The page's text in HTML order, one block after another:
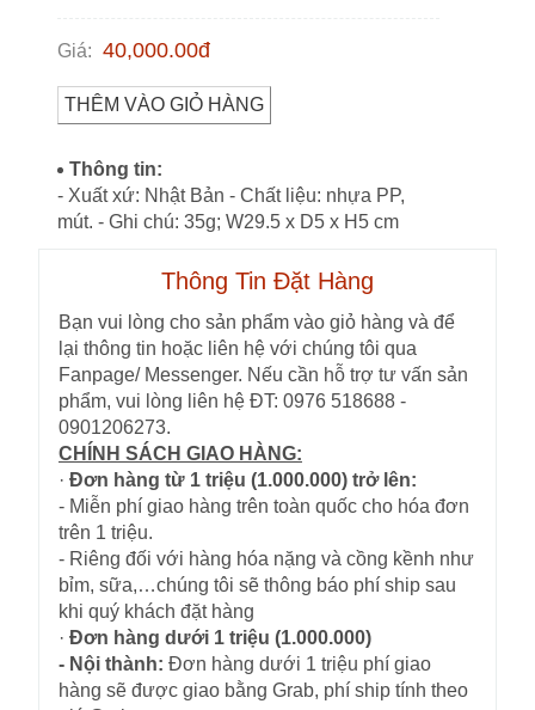
Giá: 40,000.00đ
THÊM VÀO GIỎ HÀNG
Thông tin:
- Xuất xứ: Nhật Bản - Chất liệu: nhựa PP,
mút. - Ghi chú: 35g; W29.5 x D5 x H5 cm
Thông Tin Đặt Hàng
Bạn vui lòng cho sản phẩm vào giỏ hàng và để
lại thông tin hoặc liên hệ với chúng tôi qua
Fanpage/ Messenger. Nếu cần hỗ trợ tư vấn sản
phẩm, vui lòng liên hệ ĐT: 0976 518688 -
0901206273.
CHÍNH SÁCH GIAO HÀNG:
· Đơn hàng từ 1 triệu (1.000.000) trở lên:
- Miễn phí giao hàng trên toàn quốc cho hóa đơn
trên 1 triệu.
- Riêng đối với hàng hóa nặng và cồng kềnh như
bỉm, sữa,…chúng tôi sẽ thông báo phí ship sau
khi quý khách đặt hàng
· Đơn hàng dưới 1 triệu (1.000.000)
- Nội thành: Đơn hàng dưới 1 triệu phí giao
hàng sẽ được giao bằng Grab, phí ship tính theo